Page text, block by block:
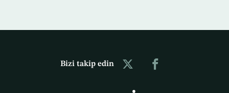
Bizi takip edin